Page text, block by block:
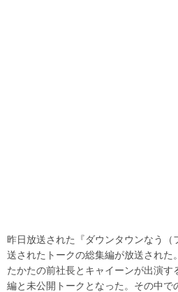
昨日放送された『ダウンタウンなう
送されたトークの総集編が放送された
たかたの前社長とキャイーンが出演
編と未公開トークとなった。その中で